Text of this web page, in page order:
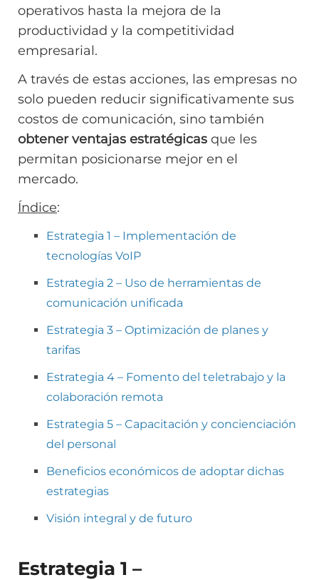
operativos hasta la mejora de la
productividad y la competitividad
empresarial.
A través de estas acciones, las empresas no
solo pueden reducir significativamente sus
costos de comunicación, sino también
obtener ventajas estratégicas que les
permitan posicionarse mejor en el
mercado.
Índice:
Estrategia 1 – Implementación de
tecnologías VoIP
Estrategia 2 – Uso de herramientas de
comunicación unificada
Estrategia 3 – Optimización de planes y
tarifas
Estrategia 4 – Fomento del teletrabajo y la
colaboración remota
Estrategia 5 – Capacitación y concienciación
del personal
Beneficios económicos de adoptar dichas
estrategias
Visión integral y de futuro
Estrategia 1 –